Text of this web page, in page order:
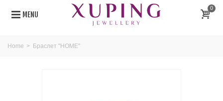
MENU
0
Home > Браслет "HOME"